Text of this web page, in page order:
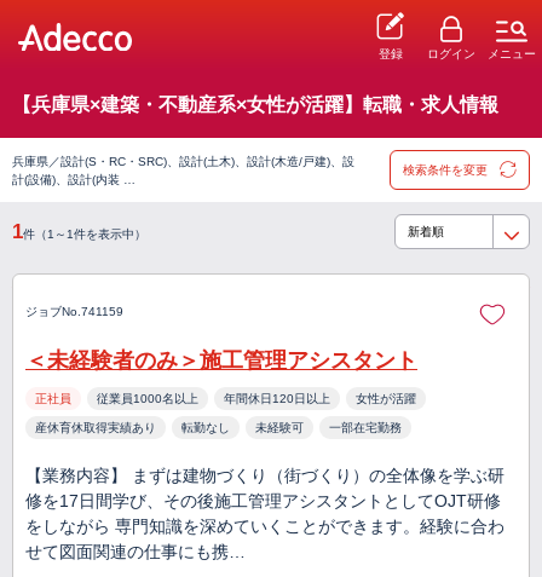
登録 ログイン メニュー
【兵庫県×建築・不動産系×女性が活躍】転職・求人情報
兵庫県／設計(S・RC・SRC)、設計(土木)、設計(木造/戸建)、設
計(設備)、設計(内装 …
検索条件を変更
1件（1～1件を表示中）
ジョブNo.741159
＜未経験者のみ＞施工管理アシスタント
正社員 従業員1000名以上 年間休日120日以上 女性が活躍
産休育休取得実績あり 転勤なし 未経験可 一部在宅勤務
【業務内容】 まずは建物づくり（街づくり）の全体像を学ぶ研
修を17日間学び、その後施工管理アシスタントとしてOJT研修
をしながら 専門知識を深めていくことができます。経験に合わ
せて図面関連の仕事にも携…